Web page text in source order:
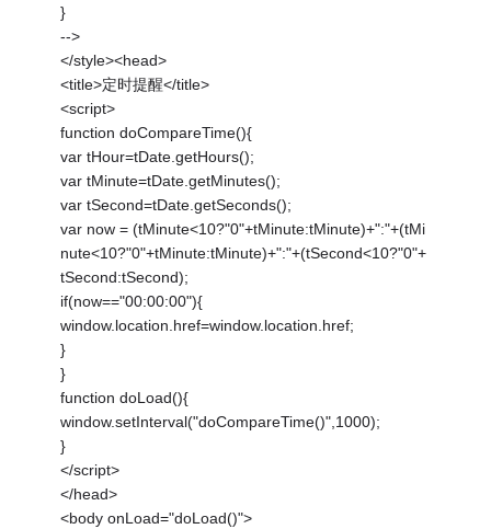
}
-->
</style><head>
<title>定时提醒</title>
<script>
function doCompareTime(){
var tHour=tDate.getHours();
var tMinute=tDate.getMinutes();
var tSecond=tDate.getSeconds();
var now = (tMinute<10?"0"+tMinute:tMinute)+":"+(tMi
nute<10?"0"+tMinute:tMinute)+":"+(tSecond<10?"0"+
tSecond:tSecond);
if(now=="00:00:00"){
window.location.href=window.location.href;
}
}
function doLoad(){
window.setInterval("doCompareTime()",1000);
}
</script>
</head>
<body onLoad="doLoad()">